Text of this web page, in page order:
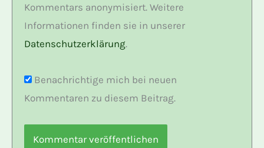
Kommentars anonymisiert. Weitere
Informationen finden sie in unserer
Datenschutzerklärung.
Benachrichtige mich bei neuen
Kommentaren zu diesem Beitrag.